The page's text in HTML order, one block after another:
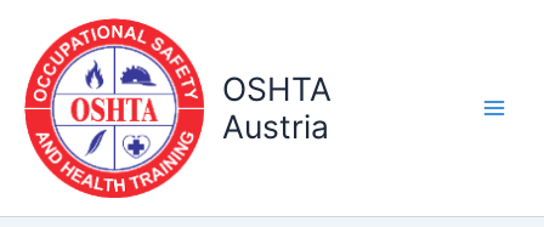
content
OSHTA
Austria